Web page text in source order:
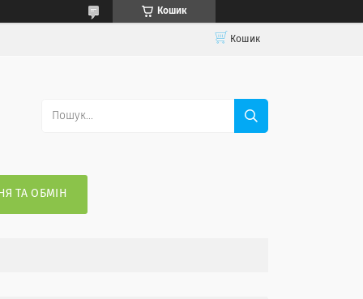
Кошик
Кошик
ТА ОБМІН